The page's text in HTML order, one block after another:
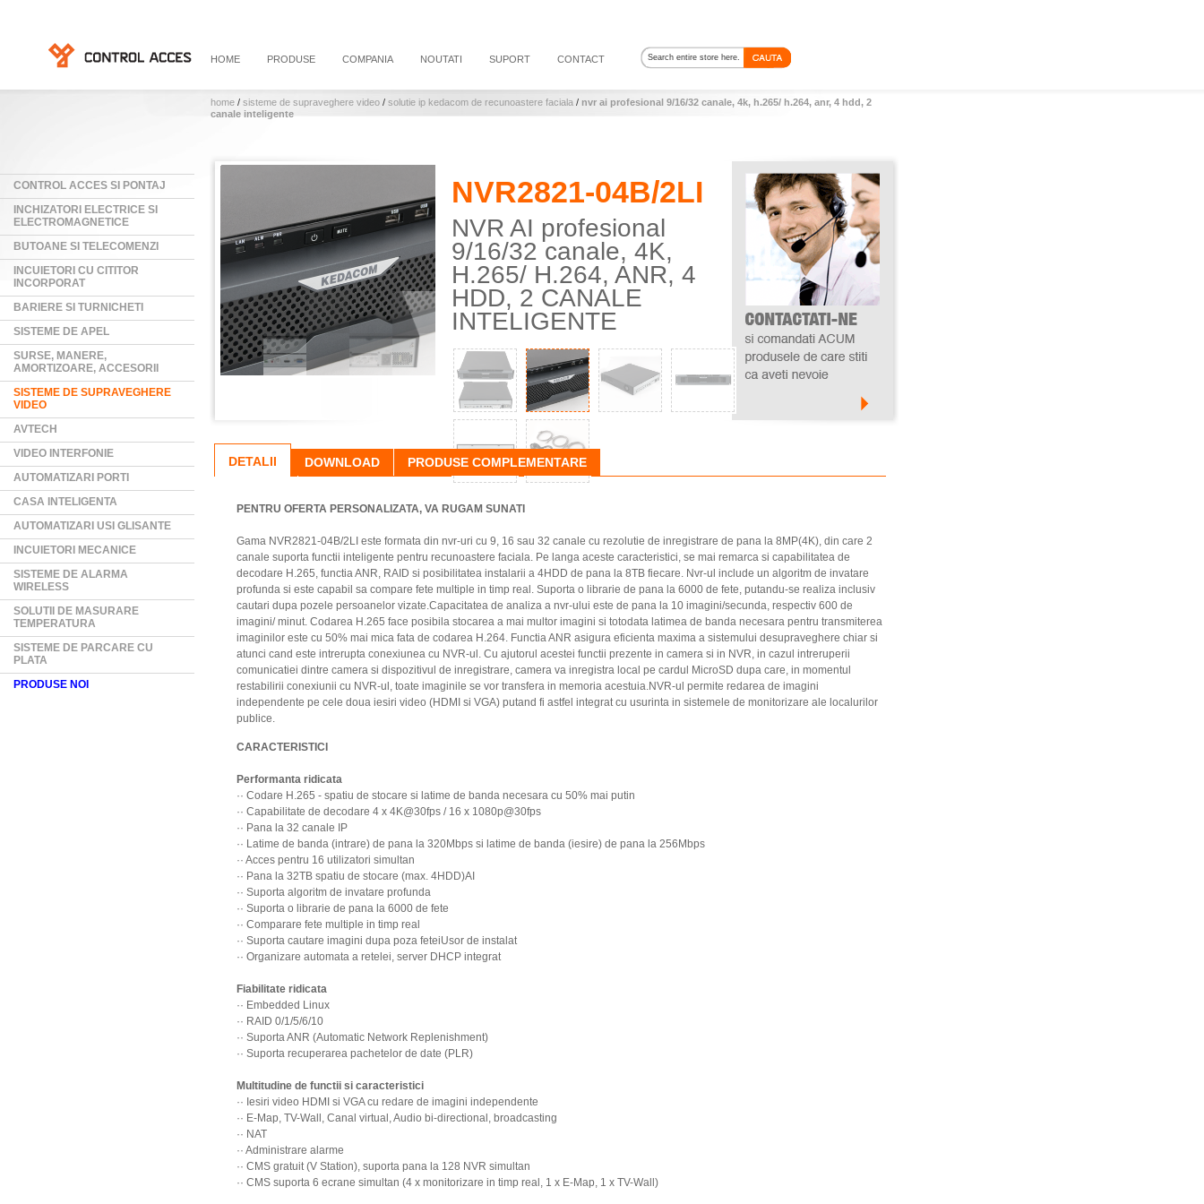
HOME PRODUSE COMPANIA NOUTATI SUPORT CONTACT
home / sisteme de supraveghere video / solutie ip kedacom de recunoastere faciala / nvr ai profesional 9/16/32 canale, 4k, h.265/ h.264, anr, 4 hdd, 2
canale inteligente
CONTROL ACCES SI PONTAJ
INCHIZATORI ELECTRICE SI
ELECTROMAGNETICE
BUTOANE SI TELECOMENZI
INCUIETORI CU CITITOR
INCORPORAT
BARIERE SI TURNICHETI
SISTEME DE APEL
SURSE, MANERE,
AMORTIZOARE, ACCESORII
SISTEME DE SUPRAVEGHERE
VIDEO
AVTECH
VIDEO INTERFONIE
AUTOMATIZARI PORTI
CASA INTELIGENTA
AUTOMATIZARI USI GLISANTE
INCUIETORI MECANICE
SISTEME DE ALARMA
WIRELESS
SOLUTII DE MASURARE
TEMPERATURA
SISTEME DE PARCARE CU
PLATA
PRODUSE NOI
NVR2821-04B/2LI
NVR AI profesional
9/16/32 canale, 4K,
H.265/ H.264, ANR, 4
HDD, 2 CANALE
INTELIGENTE
DETALII DOWNLOAD PRODUSE COMPLEMENTARE
PENTRU OFERTA PERSONALIZATA, VA RUGAM SUNATI
Gama NVR2821-04B/2LI este formata din nvr-uri cu 9, 16 sau 32 canale cu rezolutie de inregistrare de pana la 8MP(4K), din care 2
canale suporta functii inteligente pentru recunoastere faciala. Pe langa aceste caracteristici, se mai remarca si capabilitatea de
decodare H.265, functia ANR, RAID si posibilitatea instalarii a 4HDD de pana la 8TB fiecare. Nvr-ul include un algoritm de invatare
profunda si este capabil sa compare fete multiple in timp real. Suporta o librarie de pana la 6000 de fete, putandu-se realiza inclusiv
cautari dupa pozele persoanelor vizate.Capacitatea de analiza a nvr-ului este de pana la 10 imagini/secunda, respectiv 600 de
imagini/ minut. Codarea H.265 face posibila stocarea a mai multor imagini si totodata latimea de banda necesara pentru transmiterea
imaginilor este cu 50% mai mica fata de codarea H.264. Functia ANR asigura eficienta maxima a sistemului desupraveghere chiar si
atunci cand este intrerupta conexiunea cu NVR-ul. Cu ajutorul acestei functii prezente in camera si in NVR, in cazul intreruperii
comunicatiei dintre camera si dispozitivul de inregistrare, camera va inregistra local pe cardul MicroSD dupa care, in momentul
restabilirii conexiunii cu NVR-ul, toate imaginile se vor transfera in memoria acestuia.NVR-ul permite redarea de imagini
independente pe cele doua iesiri video (HDMI si VGA) putand fi astfel integrat cu usurinta in sistemele de monitorizare ale localurilor
publice.
CARACTERISTICI
Performanta ridicata
·· Codare H.265 - spatiu de stocare si latime de banda necesara cu 50% mai putin
·· Capabilitate de decodare 4 x 4K@30fps / 16 x 1080p@30fps
·· Pana la 32 canale IP
·· Latime de banda (intrare) de pana la 320Mbps si latime de banda (iesire) de pana la 256Mbps
·· Acces pentru 16 utilizatori simultan
·· Pana la 32TB spatiu de stocare (max. 4HDD)AI
·· Suporta algoritm de invatare profunda
·· Suporta o librarie de pana la 6000 de fete
·· Comparare fete multiple in timp real
·· Suporta cautare imagini dupa poza feteiUsor de instalat
·· Organizare automata a retelei, server DHCP integrat
Fiabilitate ridicata
·· Embedded Linux
·· RAID 0/1/5/6/10
·· Suporta ANR (Automatic Network Replenishment)
·· Suporta recuperarea pachetelor de date (PLR)
Multitudine de functii si caracteristici
·· Iesiri video HDMI si VGA cu redare de imagini independente
·· E-Map, TV-Wall, Canal virtual, Audio bi-directional, broadcasting
·· NAT
·· Administrare alarme
·· CMS gratuit (V Station), suporta pana la 128 NVR simultan
·· CMS suporta 6 ecrane simultan (4 x monitorizare in timp real, 1 x E-Map, 1 x TV-Wall)